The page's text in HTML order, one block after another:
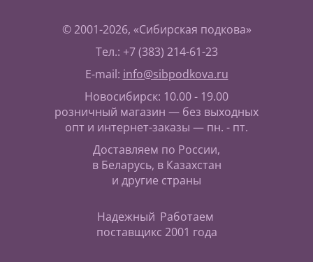
© 2001-2026, «Сибирская подкова»
Тел.: +7 (383) 214-61-23
E-mail: info@sibpodkova.ru
Новосибирск: 10.00 - 19.00
розничный магазин — без выходных
опт и интернет-заказы — пн. - пт.
Доставляем по России,
в Беларусь, в Казахстан
и другие страны
Надежный
поставщик
Работаем
с 2001 года